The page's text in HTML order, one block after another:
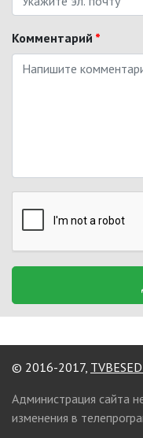
Комментарий *
© 2016-2017,
Администрация сайта
изменения в